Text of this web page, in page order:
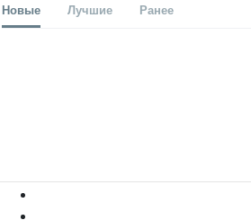
Новые Лучшие Ранее